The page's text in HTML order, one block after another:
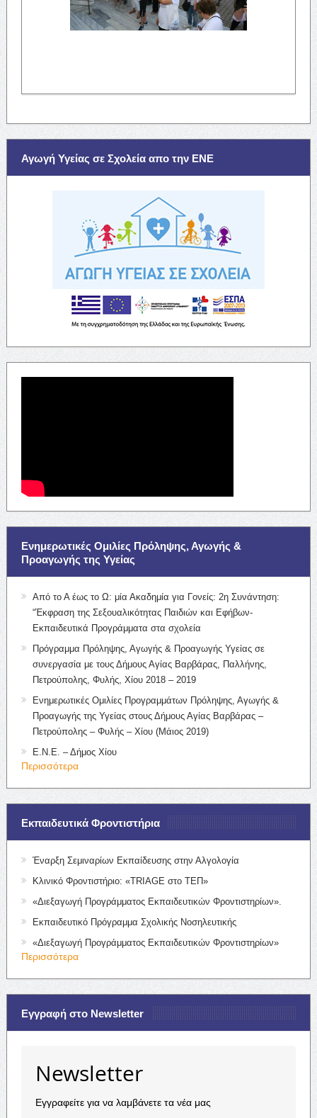
Αγωγή Υγείας σε Σχολεία απο την ΕΝΕ
Ενημερωτικές Ομιλίες Πρόληψης, Αγωγής &
Προαγωγής της Υγείας
Από το Α έως το Ω: μία Ακαδημία για Γονείς: 2η Συνάντηση:
“Έκφραση της Σεξουαλικότητας Παιδιών και Εφήβων-
Εκπαιδευτικά Προγράμματα στα σχολεία
Πρόγραμμα Πρόληψης, Αγωγής & Προαγωγής Υγείας σε
συνεργασία με τους Δήμους Αγίας Βαρβάρας, Παλλήνης,
Πετρούπολης, Φυλής, Χίου 2018 – 2019
Ενημερωτικές Ομιλίες Προγραμμάτων Πρόληψης, Αγωγής &
Προαγωγής της Υγείας στους Δήμους Αγίας Βαρβάρας –
Πετρούπολης – Φυλής – Χίου (Μάιος 2019)
Ε.Ν.Ε. – Δήμος Χίου
Περισσότερα
Εκπαιδευτικά Φροντιστήρια
Έναρξη Σεμιναρίων Εκπαίδευσης στην Αλγολογία
Κλινικό Φροντιστήριο: «TRIAGE στο ΤΕΠ»
«Διεξαγωγή Προγράμματος Εκπαιδευτικών Φροντιστηρίων».
Εκπαιδευτικό Πρόγραμμα Σχολικής Νοσηλευτικής
«Διεξαγωγή Προγράμματος Εκπαιδευτικών Φροντιστηρίων»
Περισσότερα
Εγγραφή στο Newsletter
Newsletter
Εγγραφείτε για να λαμβάνετε τα νέα μας